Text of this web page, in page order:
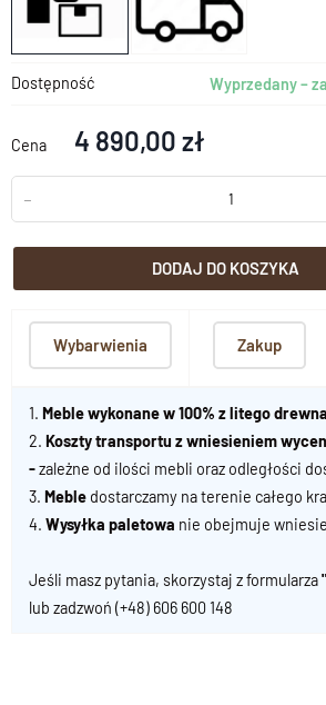
Dostępność Wyprzedany –
Cena 4 890,00 zł
-
DODAJ DO KOSZYKA
Wybarwienia Zakup
1. Meble wykonane w 100% z litego drewna
2. Koszty transportu z wniesieniem
-zależne od ilości mebli oraz odległości
3. Meble dostarczamy na terenie całego
4. Wysyłka paletowa nie obejmuje
Jeśli masz pytania, skorzystaj z formularza
lub zadzwoń (+48) 606 600 148